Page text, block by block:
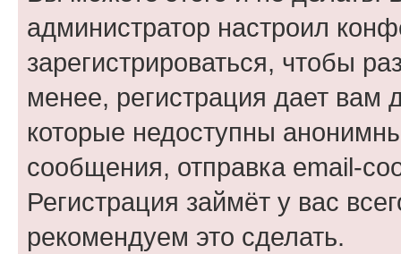
администратор настроил
зарегистрироваться, чтобы
менее, регистрация дает вам
которые недоступны
сообщения, отправка email-
Регистрация займёт у вас
рекомендуем это сделать.